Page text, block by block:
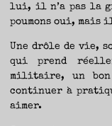
lui, il n’a pas la
poumons oui, mais
Une drôle de vie,
qui prend
militaire, un bon
continuer à
aimer.